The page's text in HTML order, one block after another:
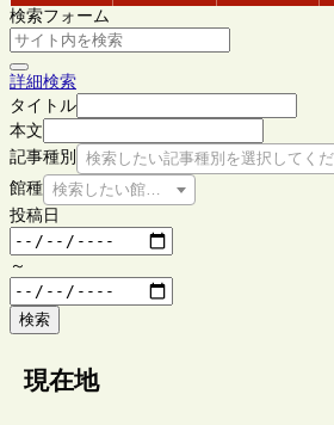
検索フォーム
詳細検索
タイトル
本文
記事種別
検索したい記事種別を選択してく
館種 検索したい館種を選択してください
投稿日
～
検索
現在地